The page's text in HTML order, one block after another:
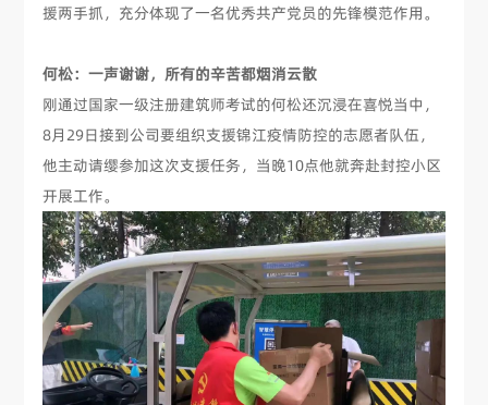
援两手抓，充分体现了一名优秀共产党员的先锋模范作用。
何松：一声谢谢，所有的辛苦都烟消云散
刚通过国家一级注册建筑师考试的何松还沉浸在喜悦当中，
8月29日接到公司要组织支援锦江疫情防控的志愿者队伍，
他主动请缨参加这次支援任务，当晚10点他就奔赴封控小区
开展工作。